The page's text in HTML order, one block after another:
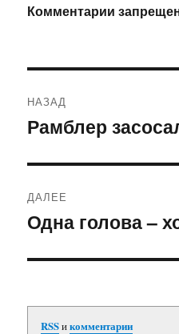
Комментарии
по
НАЗАД
Предыдущая
Рамблер
ДАЛЕЕ
Следующая
Одна голова –
RSSикомментарии